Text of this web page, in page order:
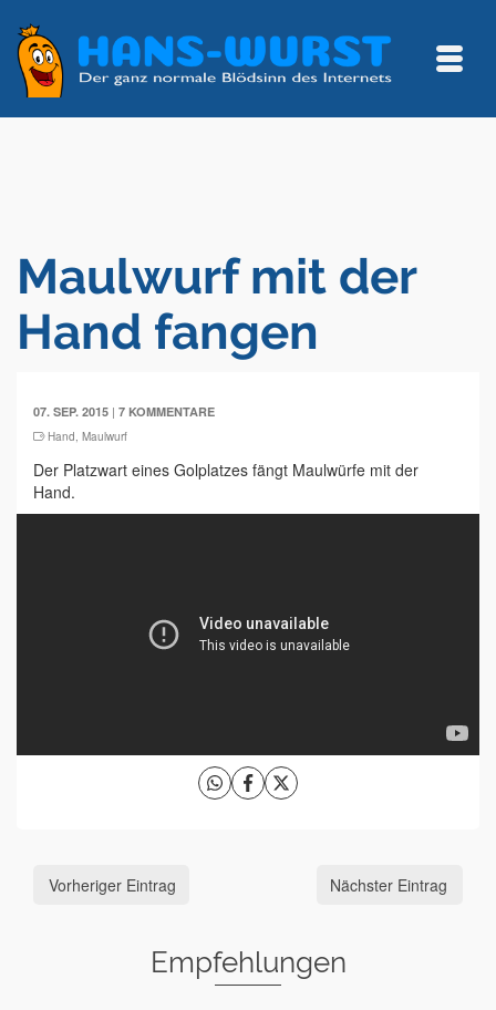
Maulwurf mit der
Hand fangen
07. SEP. 2015 | 7 KOMMENTARE
Hand, Maulwurf
Der Platzwart eines Golplatzes fängt Maulwürfe mit der
Hand.
Vorheriger Eintrag Nächster Eintrag
Empfehlungen